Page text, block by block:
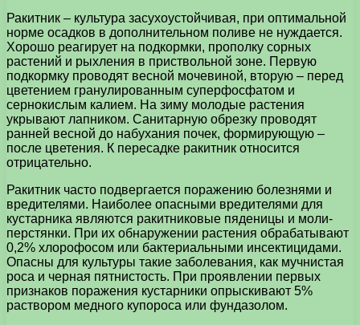
Ракитник – культура засухоустойчивая, при оптимальной
норме осадков в дополнительном поливе не нуждается.
Хорошо реагирует на подкормки, прополку сорных
растений и рыхления в приствольной зоне. Первую
подкормку проводят весной мочевиной, вторую – перед
цветением гранулированным суперфосфатом и
сернокислым калием. На зиму молодые растения
укрывают лапником. Санитарную обрезку проводят
ранней весной до набухания почек, формирующую –
после цветения. К пересадке ракитник относится
отрицательно.
Ракитник часто подвергается поражению болезнями и
вредителями. Наиболее опасными вредителями для
кустарника являются ракитниковые пяденицы и моли-
перстянки. При их обнаружении растения обрабатывают
0,2% хлорофосом или бактериальными инсектицидами.
Опасны для культуры такие заболевания, как мучнистая
роса и черная пятнистость. При проявлении первых
признаков поражения кустарники опрыскивают 5%
раствором медного купороса или фундазолом.